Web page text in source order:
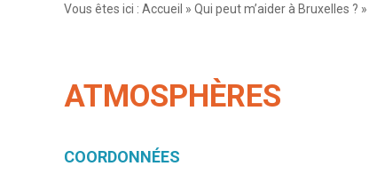
Vous êtes ici : Accueil » Qui peut m’aider à Bruxelles ? »
ATMOSPHÈRES
COORDONNÉES